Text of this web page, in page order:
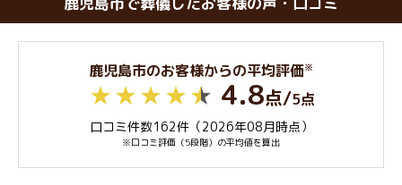
鹿児島市のお客様からの平均評価※
4.8点/5点
口コミ件数162件（2026年08月時点）
※口コミ評価（5段階）の平均値を算出